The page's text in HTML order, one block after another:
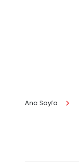
Ana Sayfa